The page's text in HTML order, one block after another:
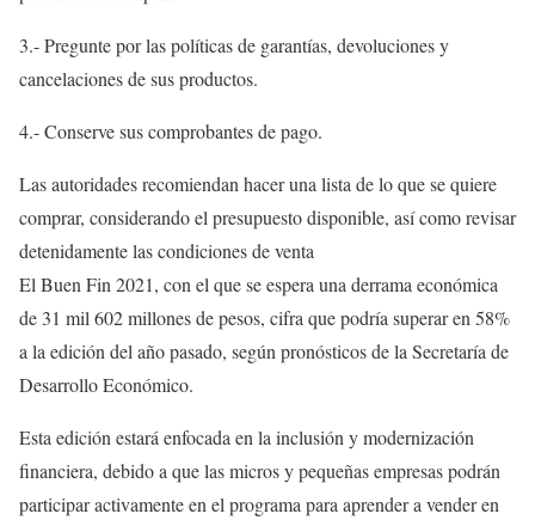
3.- Pregunte por las políticas de garantías, devoluciones y
cancelaciones de sus productos.
4.- Conserve sus comprobantes de pago.
Las autoridades recomiendan hacer una lista de lo que se quiere
comprar, considerando el presupuesto disponible, así como revisar
detenidamente las condiciones de venta
El Buen Fin 2021, con el que se espera una derrama económica
de 31 mil 602 millones de pesos, cifra que podría superar en 58%
a la edición del año pasado, según pronósticos de la Secretaría de
Desarrollo Económico.
Esta edición estará enfocada en la inclusión y modernización
financiera, debido a que las micros y pequeñas empresas podrán
participar activamente en el programa para aprender a vender en